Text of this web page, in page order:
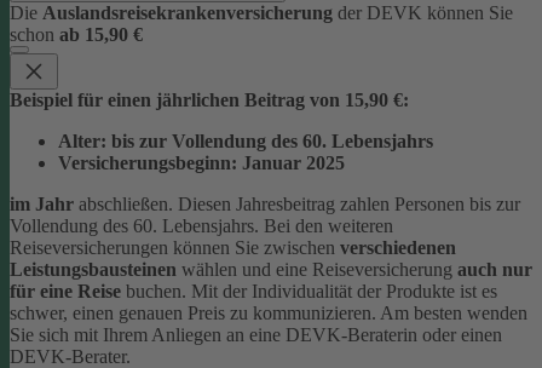
Die Auslandsreisekrankenversicherung der DEVK können Sie
schon ab 15,90 €
Beispiel für einen jährlichen Beitrag von 15,90 €:
Alter: bis zur Vollendung des 60. Lebensjahrs
Versicherungsbeginn: Januar 2025
im Jahr abschließen. Diesen Jahresbeitrag zahlen Personen bis zur
Vollendung des 60. Lebensjahrs. Bei den weiteren
Reiseversicherungen können Sie zwischen verschiedenen
Leistungsbausteinen wählen und eine Reiseversicherung auch nur
für eine Reise buchen. Mit der Individualität der Produkte ist es
schwer, einen genauen Preis zu kommunizieren. Am besten wenden
Sie sich mit Ihrem Anliegen an eine DEVK-Beraterin oder einen
DEVK-Berater.